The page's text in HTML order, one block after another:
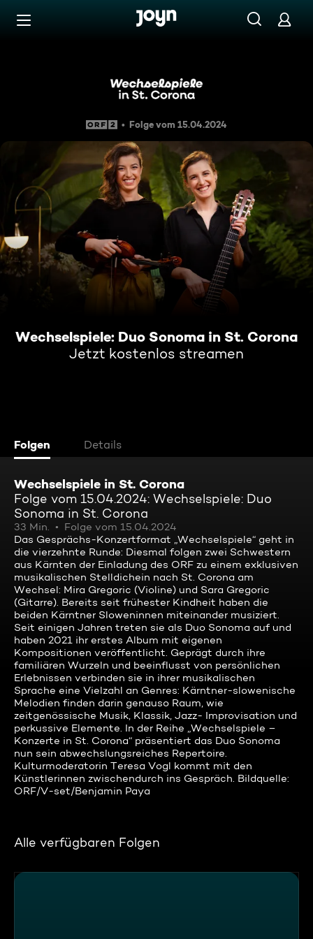
Zum Inhalt springen
Wechselspiele: Duo Sonoma
Folge vom 15.04.2024
Wechselspiele: Duo Sonoma in St. Corona
Jetzt kostenlos streamen
Folgen Details
Wechselspiele in St. Corona
Folge vom 15.04.2024: Wechselspiele: Duo
Sonoma in St. Corona
33 Min.
Folge vom 15.04.2024
Das Gesprächs-Konzertformat „Wechselspiele“ geht in
die vierzehnte Runde: Diesmal folgen zwei Schwestern
aus Kärnten der Einladung des ORF zu einem exklusiven
musikalischen Stelldichein nach St. Corona am
Wechsel: Mira Gregoric (Violine) und Sara Gregoric
(Gitarre). Bereits seit frühester Kindheit haben die
beiden Kärntner Sloweninnen miteinander musiziert.
Seit einigen Jahren treten sie als Duo Sonoma auf und
haben 2021 ihr erstes Album mit eigenen
Kompositionen veröffentlicht. Geprägt durch ihre
familiären Wurzeln und beeinflusst von persönlichen
Erlebnissen verbinden sie in ihrer musikalischen
Sprache eine Vielzahl an Genres: Kärntner-slowenische
Melodien finden darin genauso Raum, wie
zeitgenössische Musik, Klassik, Jazz- Improvisation und
perkussive Elemente. In der Reihe „Wechselspiele –
Konzerte in St. Corona“ präsentiert das Duo Sonoma
nun sein abwechslungsreiches Repertoire.
Kulturmoderatorin Teresa Vogl kommt mit den
Künstlerinnen zwischendurch ins Gespräch. Bildquelle:
ORF/V-set/Benjamin Paya
Alle verfügbaren Folgen